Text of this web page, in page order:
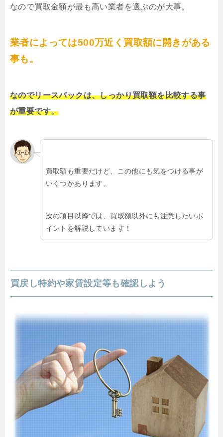
なので買取金額が最も高い業者を選ぶのが大事。
業者によっては500万近く買取額に開きがある
事も。
なのでリースバックは、しっかり買取額を比較する事
が重要です。
買取額も重要だけど、この他にも気をつける事が
いくつかあります。
次の項目以降では、買取額以外にも注意したいポ
イントを解説しています！
買戻し特約や家賃設定等も確認しよう